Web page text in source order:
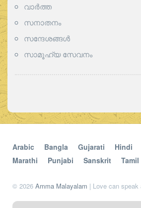
വാര്‍ത്ത
സനാതനം
സന്ദേശങ്ങൾ
സാമൂഹ്യ സേവനം
Arabic Bangla Gujarati Hindi
Marathi
Punjabi Sanskrit Tamil
© 2026 Amma Malayalam | Love can speak